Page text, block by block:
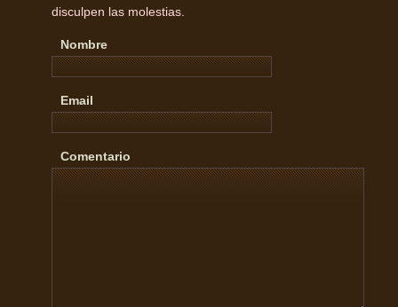
disculpen las molestias.
Nombre
Email
Comentario